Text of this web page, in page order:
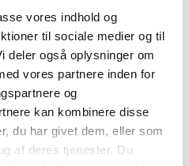
vores indhold og
til sociale medier og til
deler også oplysninger om
vores partnere inden for
og
kan kombinere disse
du har givet dem, eller som
af deres tjenester. Du